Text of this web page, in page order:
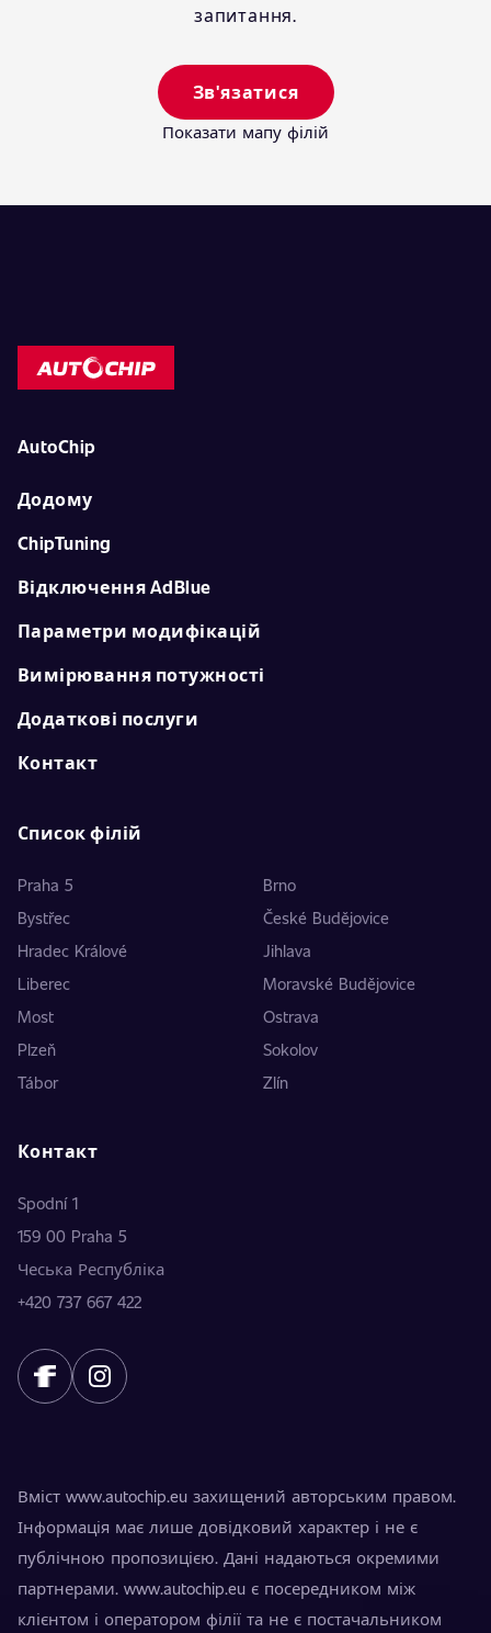
запитання.
Зв'язатися
Показати мапу філій
AutoChip
Додому
ChipTuning
Відключення AdBlue
Параметри модифікацій
Вимірювання потужності
Додаткові послуги
Контакт
Список філій
Praha 5
Brno
Bystřec
České Budějovice
Hradec Králové
Jihlava
Liberec
Moravské Budějovice
Most
Ostrava
Plzeň
Sokolov
Tábor
Zlín
Контакт
Spodní 1
159 00 Praha 5
Чеська Республіка
+420 737 667 422
Вміст www.autochip.eu захищений авторським правом.
Інформація має лише довідковий характер і не є
публічною пропозицією. Дані надаються окремими
партнерами. www.autochip.eu є посередником між
клієнтом і оператором філії та не є постачальником